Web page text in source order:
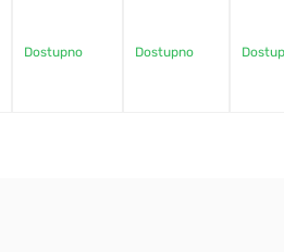
Dostupno Dostupno